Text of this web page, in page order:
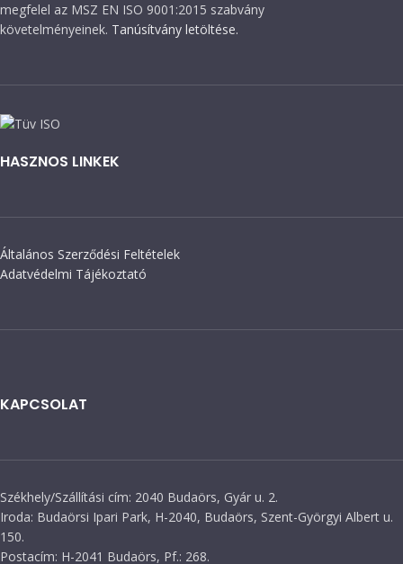
megfelel az MSZ EN ISO 9001:2015 szabvány
követelményeinek. Tanúsítvány letöltése.
HASZNOS LINKEK
Általános Szerződési Feltételek
Adatvédelmi Tájékoztató
KAPCSOLAT
Székhely/Szállítási cím: 2040 Budaörs, Gyár u. 2.
Iroda: Budaörsi Ipari Park, H-2040, Budaörs, Szent-Györgyi Albert u.
150.
Postacím: H-2041 Budaörs, Pf.: 268.